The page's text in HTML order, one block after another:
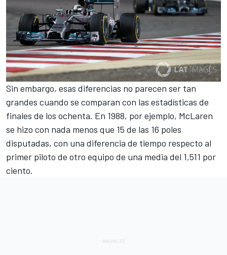
Sin embargo, esas diferencias no parecen ser tan
grandes cuando se comparan con las estadísticas de
finales de los ochenta. En 1988, por ejemplo, McLaren
se hizo con nada menos que 15 de las 16 poles
disputadas, con una diferencia de tiempo respecto al
primer piloto de otro equipo de una media del 1,511 por
ciento.